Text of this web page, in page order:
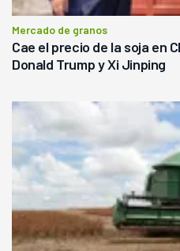
Mercado de granos
Cae el precio de la soja en
Donald Trump y Xi Jinping